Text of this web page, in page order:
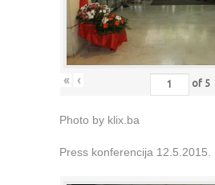
« ‹ of 5
Photo by klix.ba
Press konferencija 12.5.2015.